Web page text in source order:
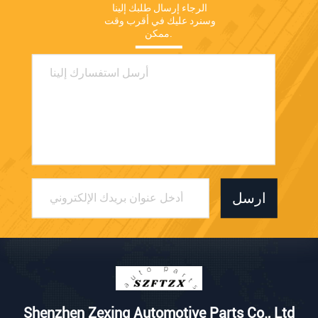
ممكن.
ارسل
Shenzhen Zexing Automotive Parts Co., Ltd